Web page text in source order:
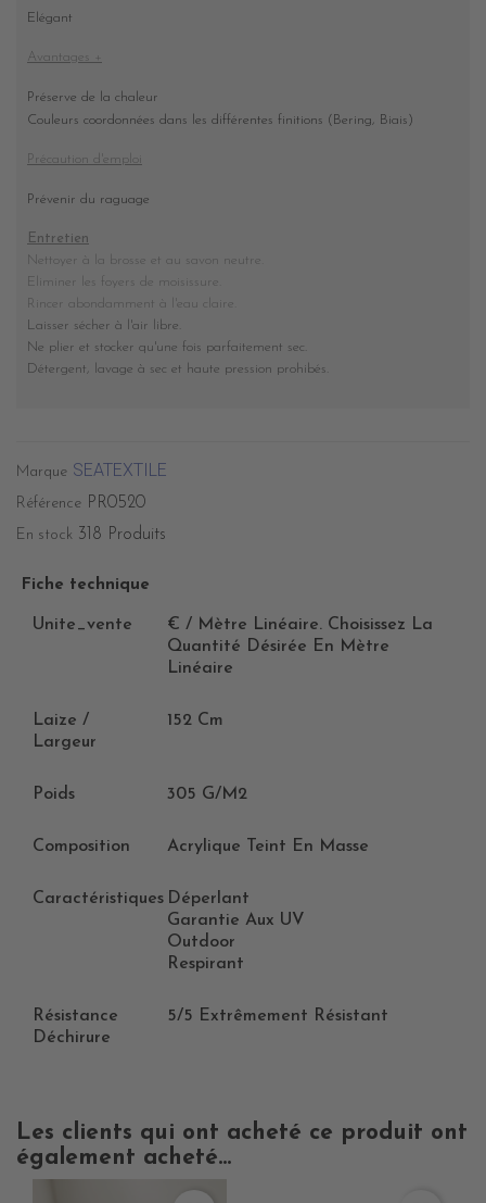
Elégant
Avantages +
Préserve de la chaleur
Couleurs coordonnées dans les différentes finitions (Bering, Biais)
Précaution d'emploi
Prévenir du raguage
Entretien
Nettoyer à la brosse et au savon neutre.
Eliminer les foyers de moisissure.
Rincer abondamment à l'eau claire.
Laisser sécher à l'air libre.
Ne plier et stocker qu'une fois parfaitement sec
Détergent, lavage à sec et haute pression prohibés
Marque SEATEXTILE
Référence PR0520
En stock 318 Produits
Fiche technique
Unite_vente
€ / Mètre Linéaire. Choisissez La
Quantité Désirée En Mètre
Linéaire
Laize /
Largeur
152 Cm
Poids 305 G/m2
Composition Acrylique Teint En Masse
Caractéristiques Déperlant
Garantie Aux UV
Outdoor
Respirant
Résistance
Déchirure
5/5 Extrêmement Résistant
Les clients qui ont acheté ce produit ont
également acheté...